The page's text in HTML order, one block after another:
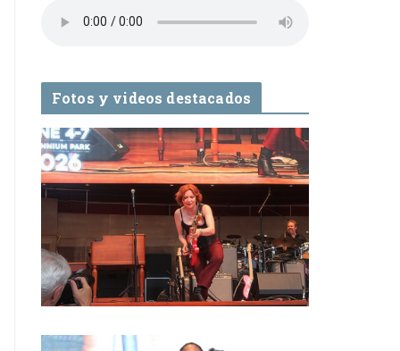
Fotos y videos destacados